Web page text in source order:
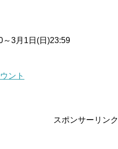
～3月1日(日)23:59
ント
スポンサーリンク